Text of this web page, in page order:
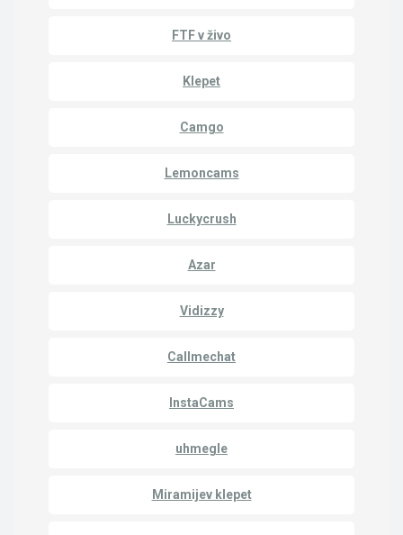
FTF v živo
Klepet
Camgo
Lemoncams
Luckycrush
Azar
Vidizzy
Callmechat
InstaCams
uhmegle
Miramijev klepet